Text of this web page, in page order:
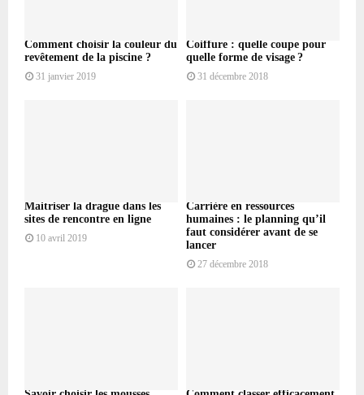
Comment choisir la couleur du
revêtement de la piscine ?
31 janvier 2019
Coiffure : quelle coupe pour
quelle forme de visage ?
31 décembre 2018
Maitriser la drague dans les
sites de rencontre en ligne
10 avril 2019
Carrière en ressources
humaines : le planning qu’il
faut considérer avant de se
lancer
27 décembre 2018